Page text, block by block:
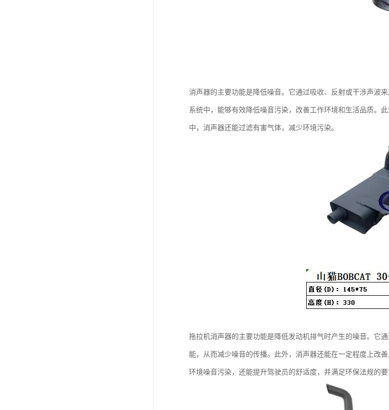
消声器的主要功能是降低噪音。它通过吸收、反射或干涉声波
系统中，能够有效降低噪音污染，改善工作环境和生活品质。
中，消声器还能过滤有害气体，减少环境污染。
拖拉机消声器的主要功能是降低发动机排气时产生的噪音。它
能，从而减少噪音的传播。此外，消声器还能在一定程度上改
环境噪音污染，还能提升驾驶员的舒适度，并满足环保法规的要